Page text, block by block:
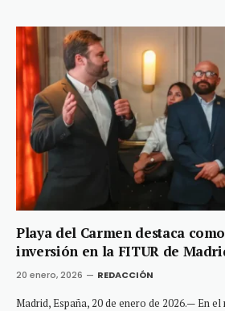
Playa del Carmen destaca
inversión en la FITUR de
20 enero, 2026 REDACCIÓN
Madrid, España, 20 de enero de 2026.— En